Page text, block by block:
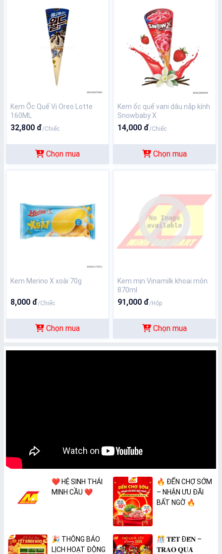
Kem Ốc Quế Vị Oreo Lotte
160ML
32,800 đ/Chiếc
Chọn mua
Kem ốc quế vani dâu nắp kính
Snowbaby X
14,000 đ/Chiếc
Chọn mua
Kem Merino X xoài 70g
8,000 đ/Chiếc
Chọn mua
Kem mịn Vinamilk khoai môn
870ml
91,000 đ/Hộp
Chọn mua
❤️ HỆ SINH THÁI
MINH CẦU ❤️
🔥 ĐẾN CHỢ SỚM
– NHẬN ƯU ĐÃI
BẤT NGỜ 🔥
🎉 THÔNG BÁO
LỊCH HOẠT ĐỘNG
🎊 𝐓𝐄̂́𝐓 Đ𝐄̂́𝐍 –
𝐓𝐑𝐀𝐎 𝐐𝐔𝐀̀